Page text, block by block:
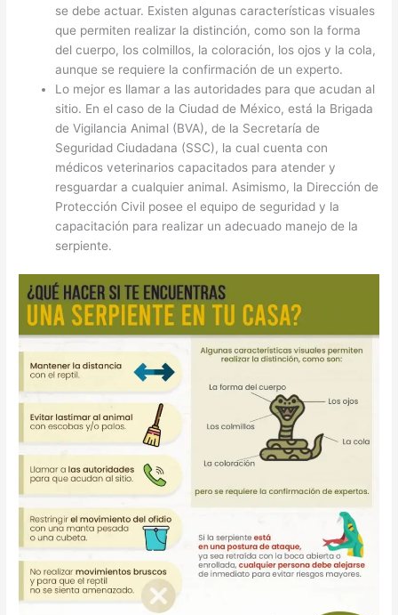
se debe actuar. Existen algunas características visuales
que permiten realizar la distinción, como son la forma
del cuerpo, los colmillos, la coloración, los ojos y la cola,
aunque se requiere la confirmación de un experto.
Lo mejor es llamar a las autoridades para que acudan al
sitio. En el caso de la Ciudad de México, está la Brigada
de Vigilancia Animal (BVA), de la Secretaría de
Seguridad Ciudadana (SSC), la cual cuenta con
médicos veterinarios capacitados para atender y
resguardar a cualquier animal. Asimismo, la Dirección de
Protección Civil posee el equipo de seguridad y la
capacitación para realizar un adecuado manejo de la
serpiente.